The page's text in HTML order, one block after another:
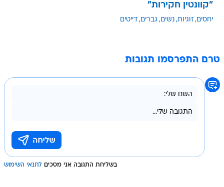
"קוונטין חקירות"
יחסים זוגיות נשים גברים דייטים
טרם התפרסמו תגובות
בשליחת התגובה אני מסכים לתנאי השימוש